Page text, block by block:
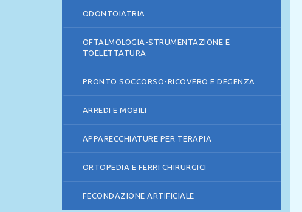
ODONTOIATRIA
OFTALMOLOGIA-STRUMENTAZIONE E
TOELETTATURA
PRONTO SOCCORSO-RICOVERO E DEGENZA
ARREDI E MOBILI
APPARECCHIATURE PER TERAPIA
ORTOPEDIA E FERRI CHIRURGICI
FECONDAZIONE ARTIFICIALE